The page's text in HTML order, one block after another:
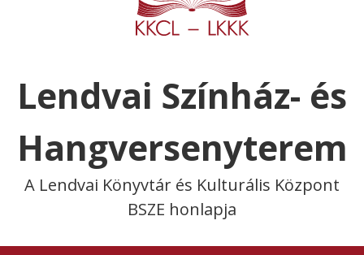
Lendvai Színház- és
Hangversenyterem
A Lendvai Könyvtár és Kulturális Központ
BSZE honlapja